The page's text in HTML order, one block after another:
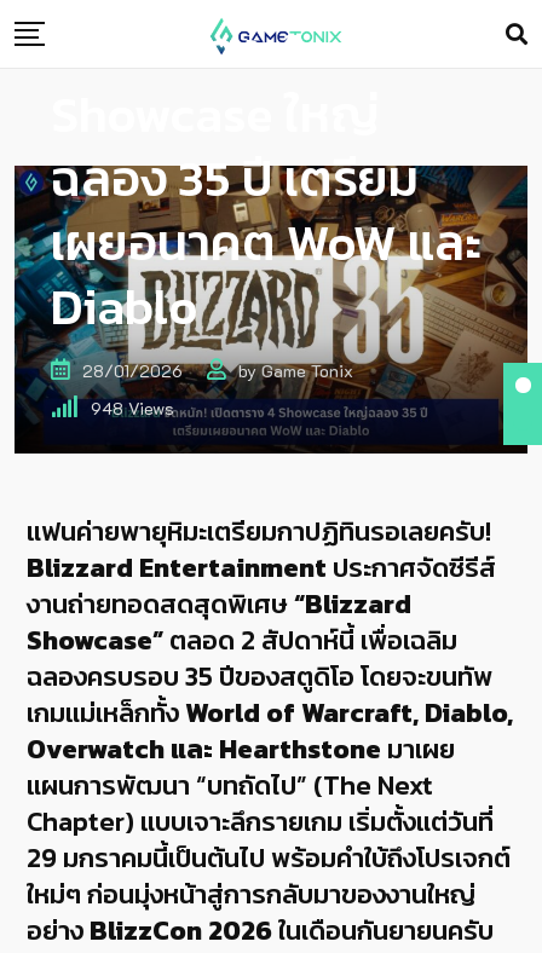
เปิดตาราง 4
ฉลอง 35 ปี เตรียม
เผยอนาคต WoW และ
Diablo
28/01/2026 byGame Tonix
948Views
แฟนค่ายพายุหิมะเตรียมกาปฏิทินรอเลยครับ!
Blizzard Entertainment ประกาศจัดซีรีส์
งานถ่ายทอดสดสุดพิเศษ“Blizzard
Showcase”ตลอด 2 สัปดาห์นี้ เพื่อเฉลิม
ฉลองครบรอบ 35 ปีของสตูดิโอ โดยจะขนทัพ
เกมแม่เหล็กทั้งWorld of Warcraft, Diablo,
Overwatch และ Hearthstone มาเผย
แผนการพัฒนา “บทถัดไป” (The Next
Chapter) แบบเจาะลึกรายเกม เริ่มตั้งแต่วันที่
29 มกราคมนี้เป็นต้นไป พร้อมคำใบ้ถึงโปรเจกต์
ใหม่ๆ ก่อนมุ่งหน้าสู่การกลับมาของงานใหญ่
อย่างBlizzCon 2026ในเดือนกันยายนครับ